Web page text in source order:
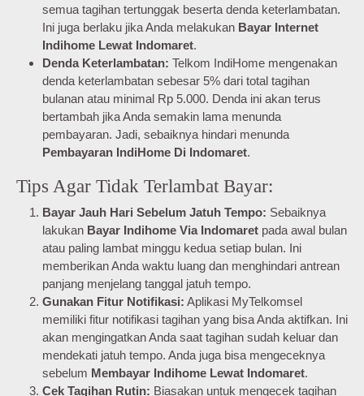
semua tagihan tertunggak beserta denda keterlambatan.
Ini juga berlaku jika Anda melakukan Bayar Internet
Indihome Lewat Indomaret.
Denda Keterlambatan: Telkom IndiHome mengenakan
denda keterlambatan sebesar 5% dari total tagihan
bulanan atau minimal Rp 5.000. Denda ini akan terus
bertambah jika Anda semakin lama menunda
pembayaran. Jadi, sebaiknya hindari menunda
Pembayaran IndiHome Di Indomaret.
Tips Agar Tidak Terlambat Bayar:
Bayar Jauh Hari Sebelum Jatuh Tempo: Sebaiknya
lakukan Bayar Indihome Via Indomaret pada awal bulan
atau paling lambat minggu kedua setiap bulan. Ini
memberikan Anda waktu luang dan menghindari antrean
panjang menjelang tanggal jatuh tempo.
Gunakan Fitur Notifikasi: Aplikasi MyTelkomsel
memiliki fitur notifikasi tagihan yang bisa Anda aktifkan. Ini
akan mengingatkan Anda saat tagihan sudah keluar dan
mendekati jatuh tempo. Anda juga bisa mengeceknya
sebelum Membayar Indihome Lewat Indomaret.
Cek Tagihan Rutin: Biasakan untuk mengecek tagihan